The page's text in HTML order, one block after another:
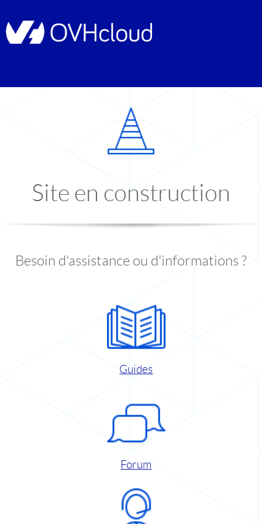
Site en construction
Besoin d'assistance ou d'informations ?
Guides
Forum